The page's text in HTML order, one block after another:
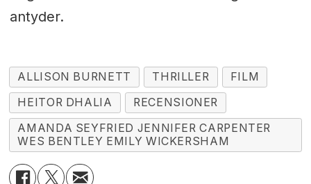
antyder.
ALLISON BURNETT THRILLER
FILM
HEITOR DHALIA
RECENSIONER
AMANDA SEYFRIED JENNIFER CARPENTER
WES BENTLEY EMILY WICKERSHAM